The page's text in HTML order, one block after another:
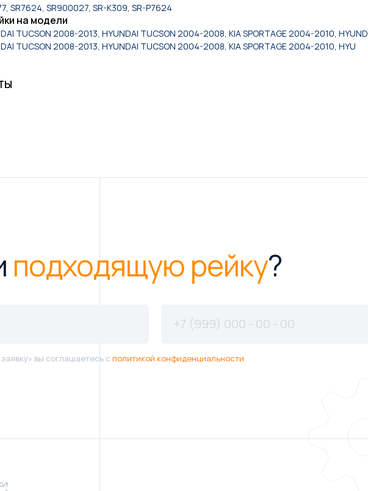
SR7624, SR900027, SR-K309, SR-P7624
на модели
TUCSON 2008-2013, HYUNDAI TUCSON 2004-2008, KIA SPORTAGE 2004-2010,
TUCSON 2008-2013, HYUNDAI TUCSON 2004-2008, KIA SPORTAGE 2004-2010, HYU
подходящую рейку?
вы соглашаетесь с политикой конфиденциальности